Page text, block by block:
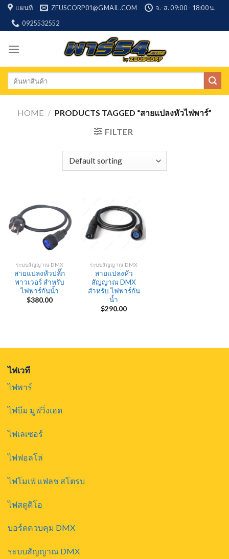
Skip
content
แผนที่ ZEUSCORP01@GMAIL.COM
จ.-ส. 09:00 - 18:00 น.
0925532552
Search
HOME / PRODUCTS TAGGED “สายแปลงหัวไฟพาร์”
FILTER
ระบบสัญญาณ DMX
สายแปลงหัวปลั๊ก
พาวเวอร์ สำหรับ
ไฟพาร์กันน้ำ
$380.00
ระบบสัญญาณ DMX
สายแปลงหัว
สัญญาณ DMX
สำหรับ ไฟพาร์กัน
น้ำ
$290.00
ไฟเวที
ไฟพาร์
ไฟบีม มูฟวิ่งเฮด
ไฟเลเซอร์
ไฟฟอลโล่
ไฟโมเฟ่ แฟลช สโตรบ
ไฟสตูดิโอ
บอร์ดควบคุม DMX
ระบบสัญญาณ DMX